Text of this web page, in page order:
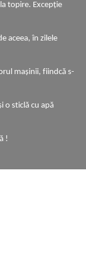
topire. Excepţie
aceea, în zilele
maşinii, fiindcă s-
o sticlă cu apă
!